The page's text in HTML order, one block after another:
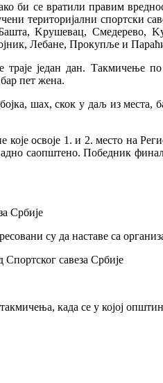
би се вратили правим
територијални спортски
Kрушевац, Смедерево,
Лебане, Прокупље и
један дан. Такмичење
пет жена.
шах, скок у даљ из
освоје 1. и 2. место на
саопштено. Победник
Србије
су да наставе са
савеза Србије
када се у којој